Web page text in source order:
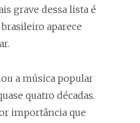
grave dessa lista é
aparece
a música popular
quatro décadas.
importância que